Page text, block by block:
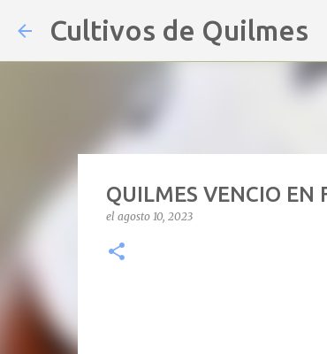
Cultivos de Quilmes
QUILMES VENCIO EN
el agosto 10, 2023